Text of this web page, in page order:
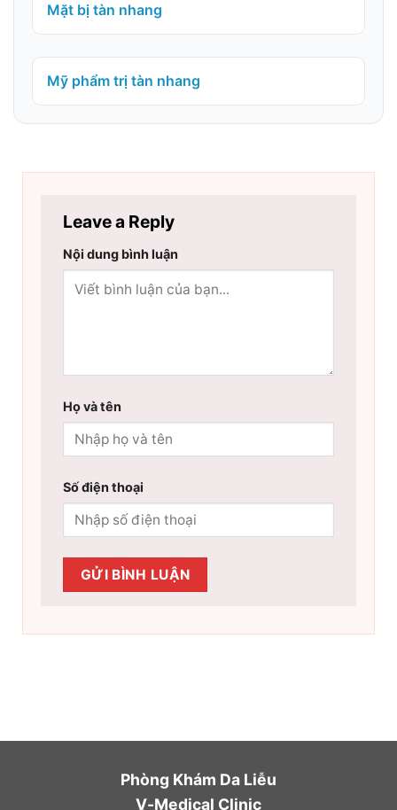
Mặt bị tàn nhang
Mỹ phẩm trị tàn nhang
Leave a Reply
Nội dung bình luận
Họ và tên
Số điện thoại
Phòng Khám Da Liễu
V-Medical Clinic